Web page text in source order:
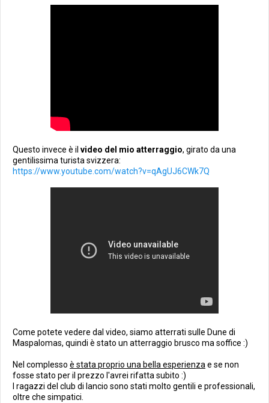
Questo invece è il video del mio atterraggio, girato da una
gentilissima turista svizzera:
https://www.youtube.com/watch?v=qAgUJ6CWk7Q
Come potete vedere dal video, siamo atterrati sulle Dune di
Maspalomas, quindi è stato un atterraggio brusco ma soffice :)
Nel complesso è stata proprio una bella esperienza e se non
fosse stato per il prezzo l'avrei rifatta subito :)
I ragazzi del club di lancio sono stati molto gentili e professionali,
oltre che simpatici.